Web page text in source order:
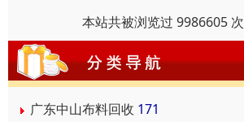
本站共被浏览过 9986605 次
广东中山布料回收 171